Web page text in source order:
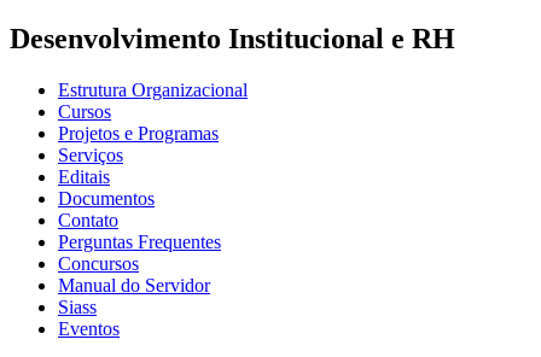
Desenvolvimento Institucional e RH
Estrutura Organizacional
Cursos
Projetos e Programas
Serviços
Editais
Documentos
Contato
Perguntas Frequentes
Concursos
Manual do Servidor
Siass
Eventos